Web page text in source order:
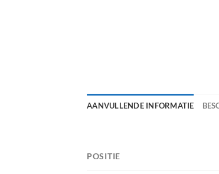
AANVULLENDE INFORMATIE
POSITIE